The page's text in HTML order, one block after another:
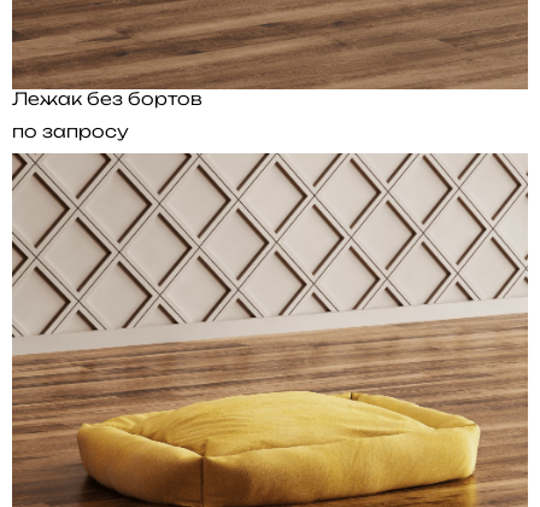
Лежак без бортов
по запросу